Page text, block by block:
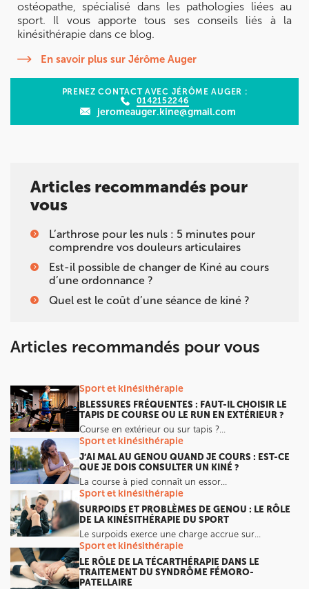
ostéopathe, spécialisé dans les pathologies liées au
sport. Il vous apporte tous ses conseils liés à la
kinésithérapie dans ce blog.
En savoir plus sur Jérôme Auger
PRENEZ CONTACT AVEC JÉRÔME AUGER :
0142152246
jeromeauger.kine@gmail.com
Articles recommandés pour
vous
L’arthrose pour les nuls : 5 minutes pour
comprendre vos douleurs articulaires
Est-il possible de changer de Kiné au cours
d’une ordonnance ?
Quel est le coût d’une séance de kiné ?
Articles recommandés pour vous
Sport et kinésithérapie
BLESSURES FRÉQUENTES : FAUT-IL CHOISIR LE
TAPIS DE COURSE OU LE RUN EN EXTÉRIEUR ?
Course en extérieur ou sur tapis ?…
Sport et kinésithérapie
J’AI MAL AU GENOU QUAND JE COURS : EST-CE
QUE JE DOIS CONSULTER UN KINÉ ?
La course à pied connaît un essor…
Sport et kinésithérapie
SURPOIDS ET PROBLÈMES DE GENOU : LE RÔLE
DE LA KINÉSITHÉRAPIE DU SPORT
Le surpoids exerce une charge accrue sur…
Sport et kinésithérapie
LE RÔLE DE LA TÉCARTHÉRAPIE DANS LE
TRAITEMENT DU SYNDRÔME FÉMORO-
PATELLAIRE